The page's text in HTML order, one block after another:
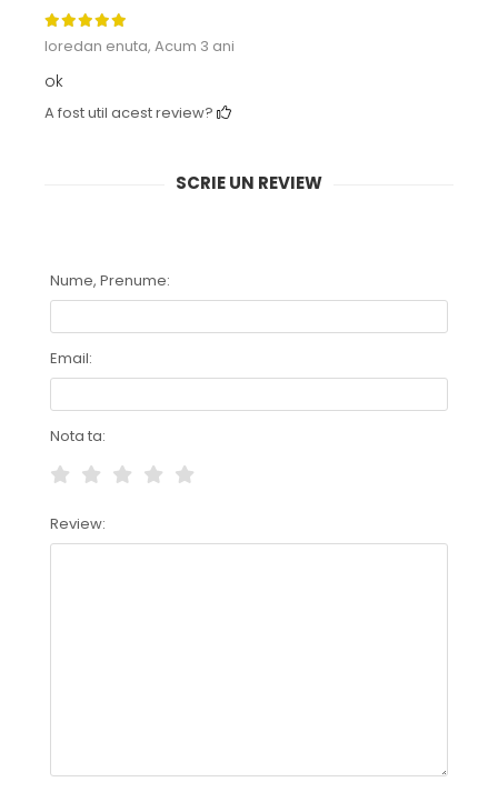
loredan enuta, Acum 3 ani
ok
A fost util acest review?
SCRIE UN REVIEW
Nume, Prenume:
Email:
Nota ta:
Review: